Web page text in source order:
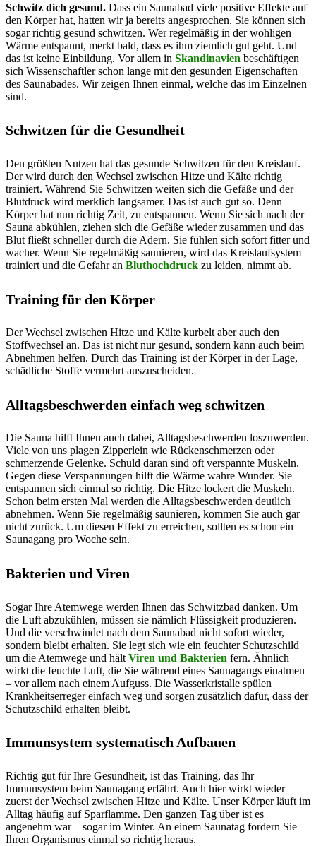
Schwitz dich gesund. Dass ein Saunabad viele positive Effekte auf
den Körper hat, hatten wir ja bereits angesprochen. Sie können sich
sogar richtig gesund schwitzen. Wer regelmäßig in der wohligen
Wärme entspannt, merkt bald, dass es ihm ziemlich gut geht. Und
das ist keine Einbildung. Vor allem in Skandinavien beschäftigen
sich Wissenschaftler schon lange mit den gesunden Eigenschaften
des Saunabades. Wir zeigen Ihnen einmal, welche das im Einzelnen
sind.
Schwitzen für die Gesundheit
Den größten Nutzen hat das gesunde Schwitzen für den Kreislauf.
Der wird durch den Wechsel zwischen Hitze und Kälte richtig
trainiert. Während Sie Schwitzen weiten sich die Gefäße und der
Blutdruck wird merklich langsamer. Das ist auch gut so. Denn
Körper hat nun richtig Zeit, zu entspannen. Wenn Sie sich nach der
Sauna abkühlen, ziehen sich die Gefäße wieder zusammen und das
Blut fließt schneller durch die Adern. Sie fühlen sich sofort fitter und
wacher. Wenn Sie regelmäßig saunieren, wird das Kreislaufsystem
trainiert und die Gefahr an Bluthochdruck zu leiden, nimmt ab.
Training für den Körper
Der Wechsel zwischen Hitze und Kälte kurbelt aber auch den
Stoffwechsel an. Das ist nicht nur gesund, sondern kann auch beim
Abnehmen helfen. Durch das Training ist der Körper in der Lage,
schädliche Stoffe vermehrt auszuscheiden.
Alltagsbeschwerden einfach weg schwitzen
Die Sauna hilft Ihnen auch dabei, Alltagsbeschwerden loszuwerden.
Viele von uns plagen Zipperlein wie Rückenschmerzen oder
schmerzende Gelenke. Schuld daran sind oft verspannte Muskeln.
Gegen diese Verspannungen hilft die Wärme wahre Wunder. Sie
entspannen sich einmal so richtig. Die Hitze lockert die Muskeln.
Schon beim ersten Mal werden die Alltagsbeschwerden deutlich
abnehmen. Wenn Sie regelmäßig saunieren, kommen Sie auch gar
nicht zurück. Um diesen Effekt zu erreichen, sollten es schon ein
Saunagang pro Woche sein.
Bakterien und Viren
Sogar Ihre Atemwege werden Ihnen das Schwitzbad danken. Um
die Luft abzukühlen, müssen sie nämlich Flüssigkeit produzieren.
Und die verschwindet nach dem Saunabad nicht sofort wieder,
sondern bleibt erhalten. Sie legt sich wie ein feuchter Schutzschild
um die Atemwege und hält Viren und Bakterien fern. Ähnlich
wirkt die feuchte Luft, die Sie während eines Saunagangs einatmen
– vor allem nach einem Aufguss. Die Wasserkristalle spülen
Krankheitserreger einfach weg und sorgen zusätzlich dafür, dass der
Schutzschild erhalten bleibt.
Immunsystem systematisch Aufbauen
Richtig gut für Ihre Gesundheit, ist das Training, das Ihr
Immunsystem beim Saunagang erfährt. Auch hier wirkt wieder
zuerst der Wechsel zwischen Hitze und Kälte. Unser Körper läuft im
Alltag häufig auf Sparflamme. Den ganzen Tag über ist es
angenehm war – sogar im Winter. An einem Saunatag fordern Sie
Ihren Organismus einmal so richtig heraus.